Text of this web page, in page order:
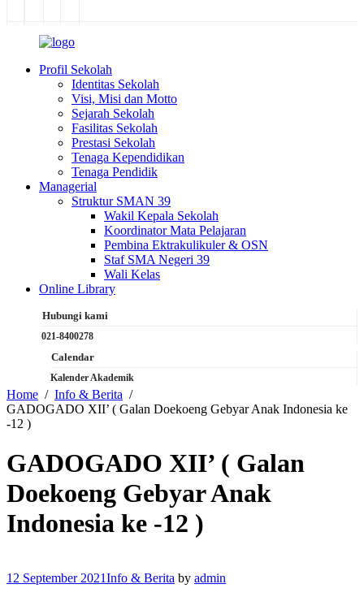
Profil Sekolah
Identitas Sekolah
Visi, Misi dan Motto
Sejarah Sekolah
Fasilitas Sekolah
Prestasi Sekolah
Tenaga Kependidikan
Tenaga Pendidik
Managerial
Struktur SMAN 39
Wakil Kepala Sekolah
Koordinator Mata Pelajaran
Pembina Ektrakulikuler & OSN
Staf SMA Negeri 39
Wali Kelas
Online Library
Hubungi kami
021-8400278
Calendar
Kalender Akademik
Home
Info & Berita
GADOGADO XII’ ( Galan Doekoeng Gebyar Anak Indonesia ke
-12 )
GADOGADO XII’ ( Galan
Doekoeng Gebyar Anak
Indonesia ke -12 )
12 September 2021Info & Berita by admin